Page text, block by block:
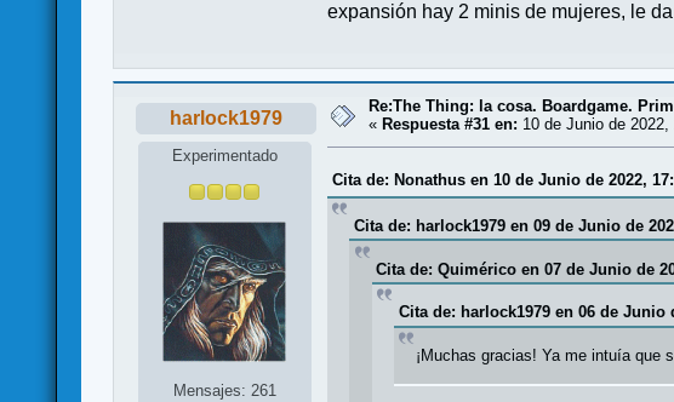
expansión hay 2 minis de mujeres, le
harlock1979
Experimentado
Mensajes: 261
Re:The Thing: la cosa. Boardgame.
« Respuesta #31 en: 10 de Junio de
Cita de: Nonathus en 10 de Junio de 2022,
Cita de: harlock1979 en 09 de Junio de
Cita de: Quimérico en 07 de Junio de
Cita de: harlock1979 en 06 de Junio
¡Muchas gracias! Ya me intuía que